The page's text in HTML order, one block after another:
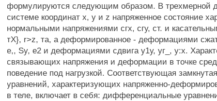
формулируются следующим образом. В трехмерной
системе координат х, у и z напряженное состояние
нормальными напряжениями сгх, сгу, ст. и
тХ}, r>z, та, а деформированное - деформациями
е,, Sy, е2 и деформациями сдвига у1у, уг_, у:х.
связывающих напряжения и деформации в точке
поведение под нагрузкой. Соответствующая
уравнений, характеризующих напряженно-
в теле, включает в себя: дифференциальные